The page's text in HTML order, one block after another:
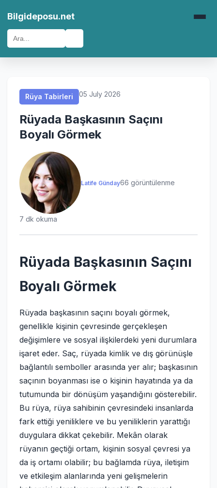
Bilgideposu.net
Rüya Tabirleri 05 July 2026
Rüyada Başkasının Saçını
Boyalı Görmek
Latife Günday66 görüntülenme
7 dk okuma
Rüyada Başkasının Saçını
Boyalı Görmek
Rüyada başkasının saçını boyalı görmek,
genellikle kişinin çevresinde gerçekleşen
değişimlere ve sosyal ilişkilerdeki yeni durumlara
işaret eder. Saç, rüyada kimlik ve dış görünüşle
bağlantılı semboller arasında yer alır; başkasının
saçının boyanması ise o kişinin hayatında ya da
tutumunda bir dönüşüm yaşandığını gösterebilir.
Bu rüya, rüya sahibinin çevresindeki insanlarda
fark ettiği yeniliklere ve bu yeniliklerin yarattığı
duygulara dikkat çekebilir. Mekân olarak
rüyanın geçtiği ortam, kişinin sosyal çevresi ya
da iş ortamı olabilir; bu bağlamda rüya, iletişim
ve etkileşim alanlarında yeni gelişmelerin
Rüya Tabirleri
Rüya Tabirleri
Rüya Tabirleri
Rüya Tabirleri